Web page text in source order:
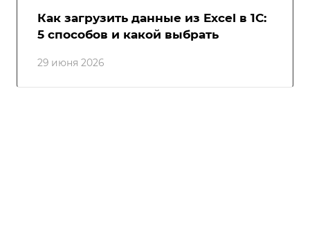
29 июня 2026
Как загрузить данные из Excel в 1С:
5 способов и какой выбрать